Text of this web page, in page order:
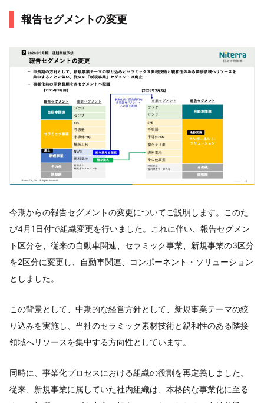
報告セグメントの変更
今期からの報告セグメントの変更についてご説明します。このた
び4月1日付で組織変更を行いました。これに伴い、報告セグメン
ト区分を、従来の自動車関連、セラミック事業、新規事業の3区分
を2区分に変更し、自動車関連、コンポーネント・ソリューション
としました。
この背景として、中期的な経営方針として、新規事業テーマの絞
り込みを実施し、当社のセラミック素材技術と親和性のある隣接
領域へリソースを集中する方向性としています。
同時に、事業化プロセスにおける組織の役割を再定義しました。
従来、新規事業に属していた社内組織は、本格的な事業化に至る